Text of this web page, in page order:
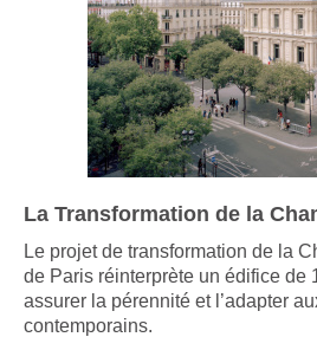
La Transformation de la
Le projet de transformation de la
de Paris réinterprète un édifice de
assurer la pérennité et l’adapter
contemporains.